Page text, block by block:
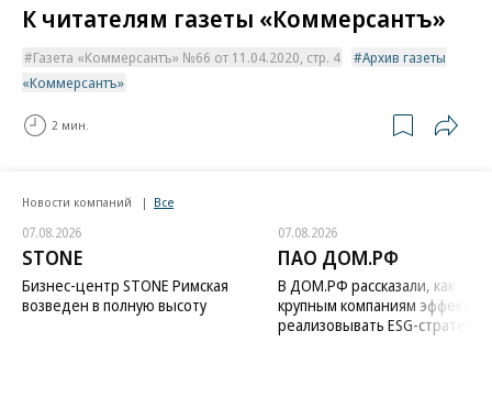
К читателям газеты «Коммерсантъ»
Газета «Коммерсантъ» №66 от 11.04.2020, стр. 4
Архив газеты
«Коммерсантъ»
2 мин.
Новости компаний Все
07.08.2026
STONE
Бизнес-центр STONE Римская
возведен в полную высоту
07.08.2026
ПАО ДОМ.РФ
В ДОМ.РФ рассказали, как
крупным компаниям
реализовывать ESG-стратегию